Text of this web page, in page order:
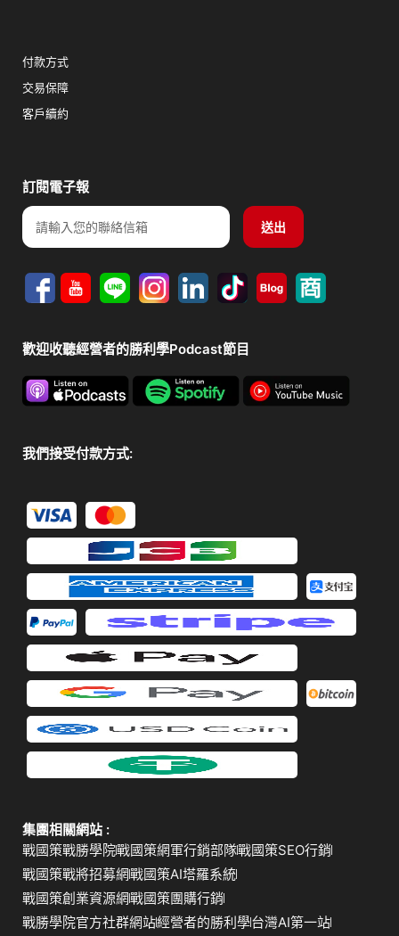
付款方式
交易保障
客戶續約
訂閱電子報
Email
送出
我們接受付款方式:
歡迎收聽經營者的勝利學Podcast節目
集團相關網站 :
戰國策戰勝學院戰國策網軍行銷部隊戰國策SEO行銷
戰國策戰將招募網戰國策AI塔羅系統
戰國策創業資源網戰國策團購行銷
戰勝學院官方社群網站經營者的勝利學台灣AI第一站